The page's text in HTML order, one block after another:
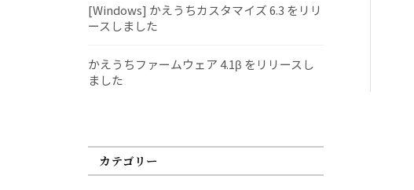
[Windows] かえうちカスタマイズ 6.3 をリリ
ースしました
かえうちファームウェア 4.1β をリリースし
ました
カテゴリー